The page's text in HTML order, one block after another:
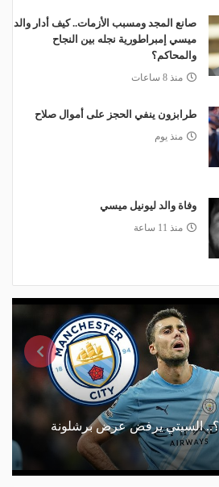
صانع المجد ومسبب الأزمات.. كيف أدار والد
ميسي إمبراطورية نجله بين النجاح
والمحاكم؟
منذ 8 ساعات
طرابزون ينفي الحجز على أموال صلاح
منذ يوم
وفاة والد ليونيل ميسي
منذ 11 ساعة
السيتي يرفض عرض برشلونة